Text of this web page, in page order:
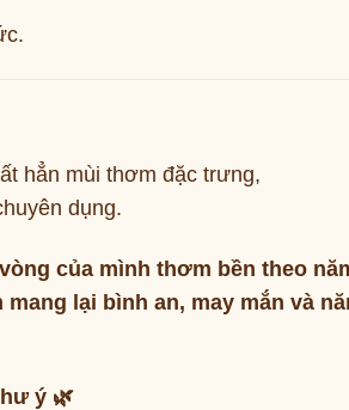
hẳn mùi thơm đặc trưng,
dụng.
của mình thơm bền theo
lại bình an, may mắn và
ý 🌿